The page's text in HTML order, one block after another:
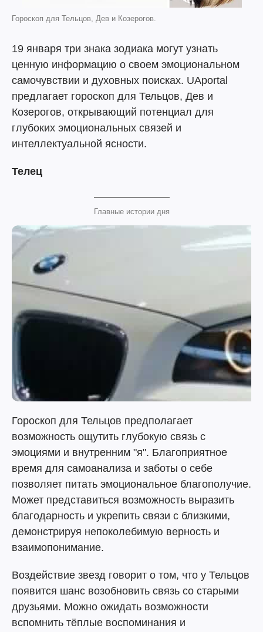
Гороскоп для Тельцов, Дев и Козерогов.
19 января три знака зодиака могут узнать
ценную информацию о своем эмоциональном
самочувствии и духовных поисках. UAportal
предлагает гороскоп для Тельцов, Дев и
Козерогов, открывающий потенциал для
глубоких эмоциональных связей и
интеллектуальной ясности.
Телец
Главные истории дня
Гороскоп для Тельцов предполагает
возможность ощутить глубокую связь с
эмоциями и внутренним "я". Благоприятное
время для самоанализа и заботы о себе
позволяет питать эмоциональное благополучие.
Может представиться возможность выразить
благодарность и укрепить связи с близкими,
демонстрируя непоколебимую верность и
взаимопонимание.
Воздействие звезд говорит о том, что у Тельцов
появится шанс возобновить связь со старыми
друзьями. Можно ожидать возможности
вспомнить тёплые воспоминания и